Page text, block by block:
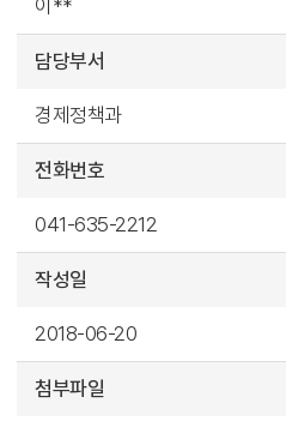
이**
담당부서
경제정책과
전화번호
041-635-2212
작성일
2018-06-20
첨부파일